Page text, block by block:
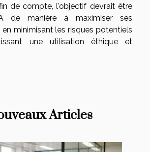
de compte, l'objectif devrait être
de manière à maximiser ses
minimisant les risques potentiels
une utilisation éthique et
Articles